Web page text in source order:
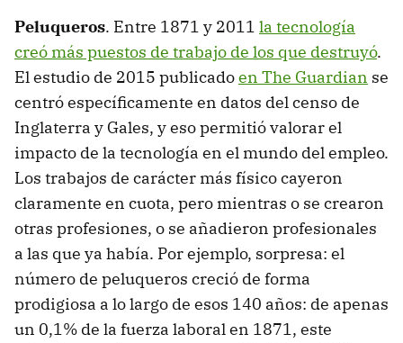
Peluqueros. Entre 1871 y 2011 la tecnología
creó más puestos de trabajo de los que destruyó.
El estudio de 2015 publicadoen The Guardian se
centró específicamente en datos del censo de
Inglaterra y Gales, y eso permitió valorar el
impacto de la tecnología en el mundo del empleo.
Los trabajos de carácter más físico cayeron
claramente en cuota, pero mientras o se crearon
otras profesiones, o se añadieron profesionales
a las que ya había. Por ejemplo, sorpresa: el
número de peluqueros creció de forma
prodigiosa a lo largo de esos 140 años: de apenas
un 0,1% de la fuerza laboral en 1871, este